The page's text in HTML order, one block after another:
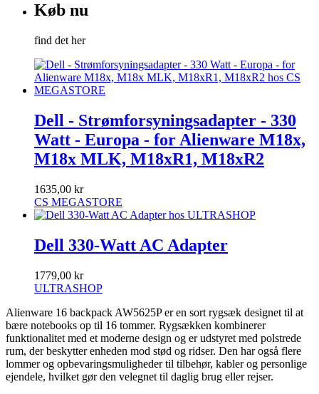
Køb nu
find det her
Dell - Strømforsyningsadapter - 330
Watt - Europa - for Alienware M18x,
M18x MLK, M18xR1, M18xR2
1635,00 kr
CS MEGASTORE
Dell 330-Watt AC Adapter
1779,00 kr
ULTRASHOP
Alienware 16 backpack AW5625P er en sort rygsæk designet til at
bære notebooks op til 16 tommer. Rygsækken kombinerer
funktionalitet med et moderne design og er udstyret med polstrede
rum, der beskytter enheden mod stød og ridser. Den har også flere
lommer og opbevaringsmuligheder til tilbehør, kabler og personlige
ejendele, hvilket gør den velegnet til daglig brug eller rejser.